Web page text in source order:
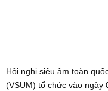
Hội nghị siêu âm toàn
(VSUM) tổ chức vào ngày